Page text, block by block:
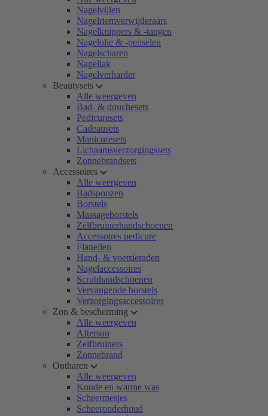
Nagelvijlen
Nagelriemverwijderaars
Nagelknippers & -tangen
Nagelolie & -penselen
Nagelscharen
Nagellak
Nagelverharder
Beautysets
Alle weergeven
Bad- & douchesets
Pedicuresets
Cadeausets
Manicuresets
Lichaamsverzorgingssets
Zonnebrandsets
Accessoires
Alle weergeven
Badsponzen
Borstels
Massageborstels
Zelfbruinerhandschoenen
Accessoires pedicure
Flanellen
Hand- & voetsieraden
Nagelaccessoires
Scrubhandschoenen
Vervangende borstels
Verzorgingsaccessoires
Zon & bescherming
Alle weergeven
Aftersun
Zelfbruiners
Zonnebrand
Ontharen
Alle weergeven
Koude en warme was
Scheermesjes
Scheeronderhoud